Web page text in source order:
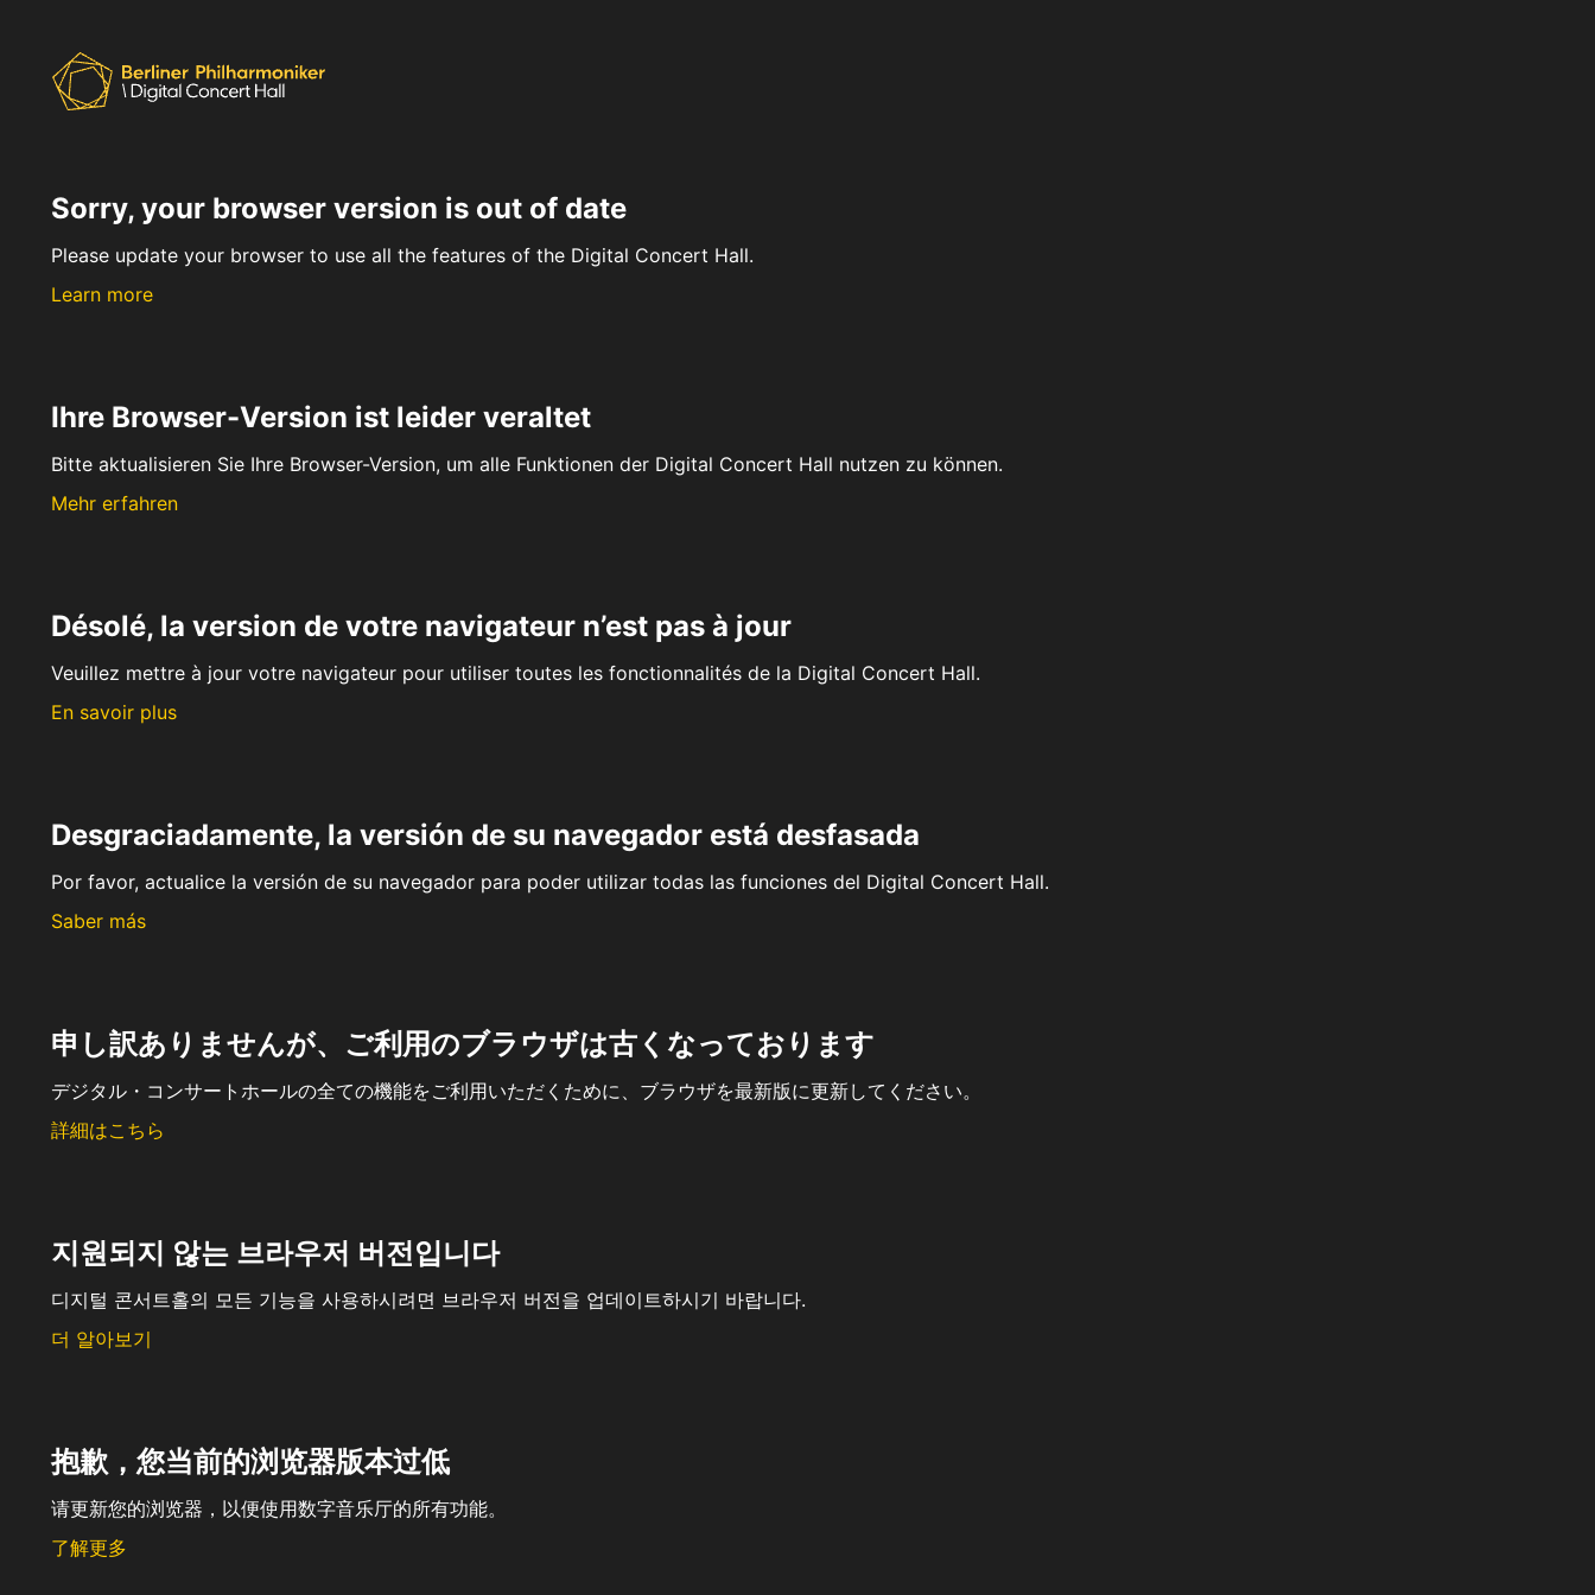
Sorry, your browser version is out of date
Please update your browser to use all the features of the Digital Concert Hall.
Learn more
Ihre Browser-Version ist leider veraltet
Bitte aktualisieren Sie Ihre Browser-Version, um alle Funktionen der Digital Concert Hall nutzen zu können.
Mehr erfahren
Désolé, la version de votre navigateur n’est pas à jour
Veuillez mettre à jour votre navigateur pour utiliser toutes les fonctionnalités de la Digital Concert Hall.
En savoir plus
Desgraciadamente, la versión de su navegador está desfasada
Por favor, actualice la versión de su navegador para poder utilizar todas las funciones del Digital Concert Hall.
Saber más
申し訳ありませんが、ご利用のブラウザは古くなっております
デジタル・コンサートホールの全ての機能をご利用いただくために、ブラウザを最新版に更新してください。
詳細はこちら
지원되지 않는 브라우저 버전입니다
디지털 콘서트홀의 모든 기능을 사용하시려면 브라우저 버전을 업데이트하시기 바랍니다.
더 알아보기
抱歉，您当前的浏览器版本过低
请更新您的浏览器，以便使用数字音乐厅的所有功能。
了解更多